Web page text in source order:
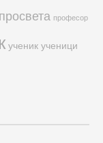
просвета професор
ученик ученици